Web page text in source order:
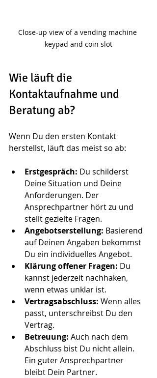
Close-up view of a vending machine
keypad and coin slot
Wie läuft die
Kontaktaufnahme und
Beratung ab?
Wenn Du den ersten Kontakt
herstellst, läuft das meist so ab:
Erstgespräch: Du schilderst
Deine Situation und Deine
Anforderungen. Der
Ansprechpartner hört zu und
stellt gezielte Fragen.
Angebotserstellung: Basierend
auf Deinen Angaben bekommst
Du ein individuelles Angebot.
Klärung offener Fragen: Du
kannst jederzeit nachhaken,
wenn etwas unklar ist.
Vertragsabschluss: Wenn alles
passt, unterschreibst Du den
Vertrag.
Betreuung: Auch nach dem
Abschluss bist Du nicht allein.
Ein guter Ansprechpartner
bleibt Dein Partner.